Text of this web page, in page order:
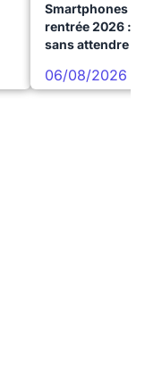
Smartphones
rentrée 2026 :
sans attendre
06/08/2026